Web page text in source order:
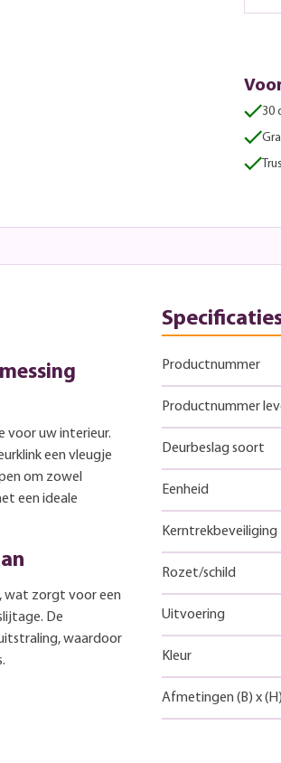
30
voor uw interieur.
een vleugje
om zowel
een ideale
wat zorgt voor een
De
waardoor
Productnummer
Productnummer
Deurbeslag soort
Eenheid
Kerntrekbeveiliging
Rozet/schild
Uitvoering
Kleur
Afmetingen (B) x(H)